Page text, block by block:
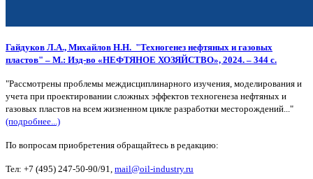
Гайдуков Л.А., Михайлов Н.Н. "Техногенез нефтяных и газовых
пластов" – М.: Изд-во «НЕФТЯНОЕ ХОЗЯЙСТВО», 2024. – 344 с.
"Рассмотрены проблемы междисциплинарного изучения, моделирования и
учета при проектировании сложных эффектов техногенеза нефтяных и
газовых пластов на всем жизненном цикле разработки месторождений..."
(подробнее...)
По вопросам приобретения обращайтесь в редакцию:
Тел: +7 (495) 247-50-90/91, mail@oil-industry.ru